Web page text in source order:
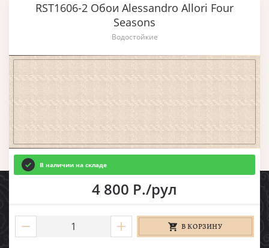
RST1606-2 Обои Alessandro Allori Four
Seasons
Водостойкие
В наличии на складе
4 800 Р./рул
В КОРЗИНУ